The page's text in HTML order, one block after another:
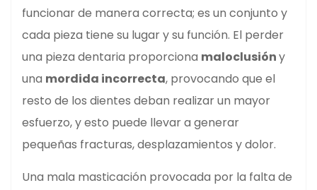
funcionar de manera correcta; es un conjunto y
cada pieza tiene su lugar y su función. El perder
una pieza dentaria proporciona maloclusióny
una mordida incorrecta, provocando que el
resto de los dientes deban realizar un mayor
esfuerzo, y esto puede llevar a generar
pequeñas fracturas, desplazamientos y dolor.
Una mala masticación provocada por la falta de